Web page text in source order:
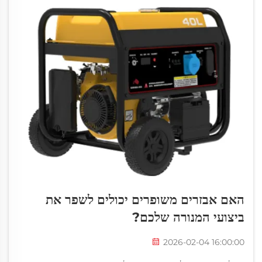
האם אבזרים משופרים יכולים לשפר את
ביצועי המנורה שלכם?
2026-02-04 16:00:00